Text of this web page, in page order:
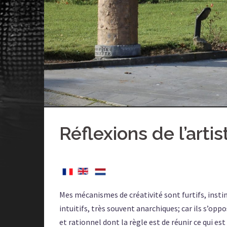
Réflexions de
Mes mécanismes de créativité sont furtifs,
intuitifs, très souvent anarchiques; car ils
et rationnel dont la règle est de réunir ce qui est